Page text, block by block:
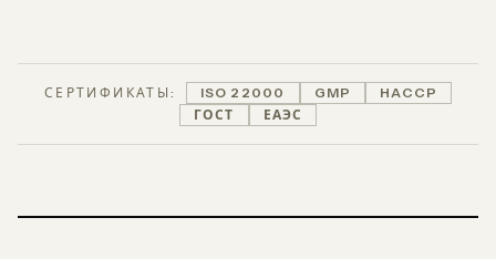
СЕРТИФИКАТЫ: ISO 22000 GMP
HACCP
ГОСТ
ЕАЭС